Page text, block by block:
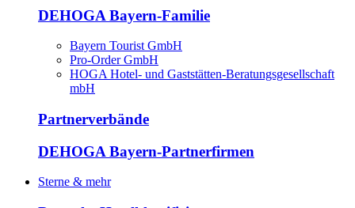
DEHOGA Bayern-Familie
Bayern Tourist GmbH
Pro-Order GmbH
HOGA Hotel- und Gaststätten-Beratungsgesellschaft
mbH
Partnerverbände
DEHOGA Bayern-Partnerfirmen
Sterne & mehr